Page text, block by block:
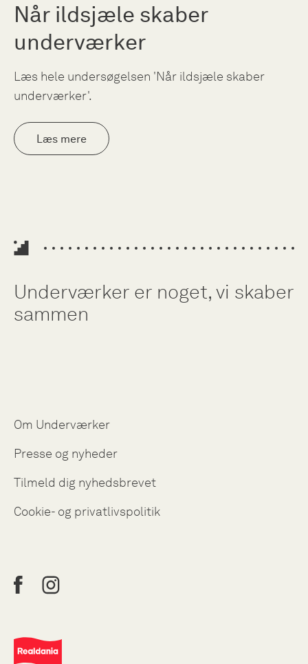
Når ildsjæle skaber
underværker
Læs hele undersøgelsen 'Når ildsjæle skaber
underværker'.
Læs mere
Underværker er noget, vi skaber
sammen
Om Underværker
Presse og nyheder
Tilmeld dig nyhedsbrevet
Cookie- og privatlivspolitik